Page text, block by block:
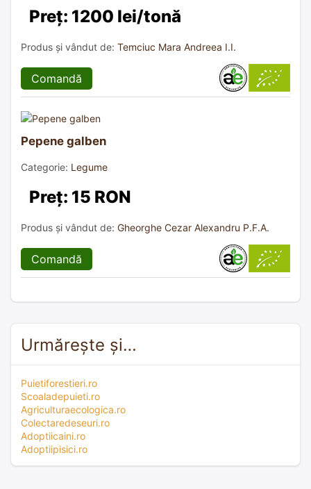
Preț: 1200 lei/tonă
Produs și vândut de: Temciuc Mara Andreea I.I.
Comandă
Pepene galben
Categorie: Legume
Preț: 15 RON
Produs și vândut de: Gheorghe Cezar Alexandru P.F.A.
Comandă
Urmărește și…
Puietiforestieri.ro
Scoaladepuieti.ro
Agriculturaecologica.ro
Colectaredeseuri.ro
Adoptiicaini.ro
Adoptiipisici.ro